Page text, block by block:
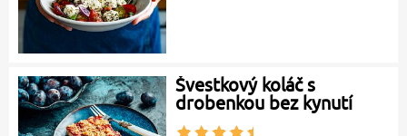
Švestkový koláč s
drobenkou bez kynutí